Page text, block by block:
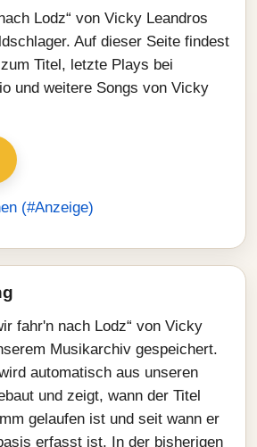
Lodz“ von Vicky Leandros
Auf dieser Seite findest
Titel, letzte Plays bei
und weitere Songs von Vicky
(#Anzeige)
fahr'n nach Lodz“ von Vicky
Musikarchiv gespeichert.
automatisch aus unseren
und zeigt, wann der Titel
gelaufen ist und seit wann er
erfasst ist. In der bisherigen